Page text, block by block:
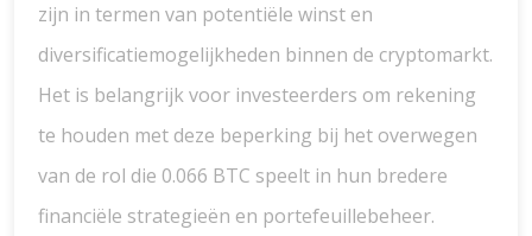
zijn in termen van potentiële winst en
diversificatiemogelijkheden binnen de cryptomarkt.
Het is belangrijk voor investeerders om rekening
te houden met deze beperking bij het overwegen
van de rol die 0.066 BTC speelt in hun bredere
financiële strategieën en portefeuillebeheer.